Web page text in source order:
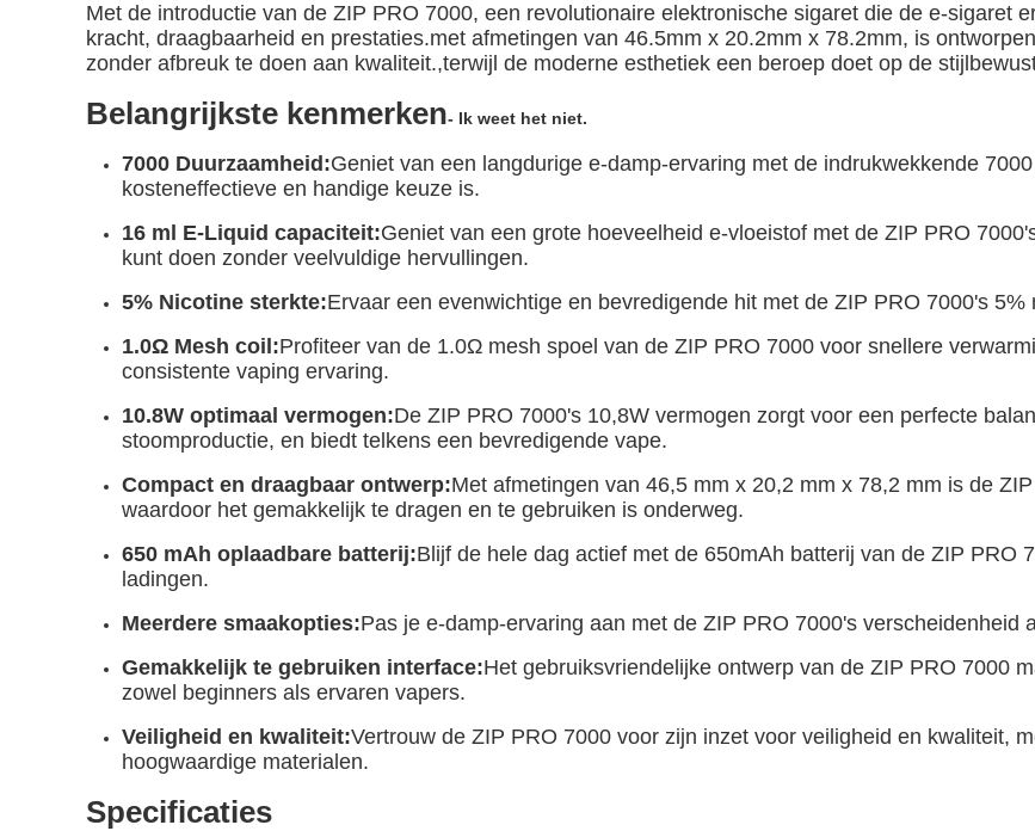
Met de introductie van de ZIP PRO 7000, een revolutionaire elektronische sigaret die de e-sigaret
kracht, draagbaarheid en prestaties.met afmetingen van 46.5mm x 20.2mm x 78.2mm, is
zonder afbreuk te doen aan kwaliteit.,terwijl de moderne esthetiek een beroep doet op de
Belangrijkste kenmerken- Ik weet het niet.
7000 Duurzaamheid:Geniet van een langdurige e-damp-ervaring met de indrukwekkende
kosteneffectieve en handige keuze is.
16 ml E-Liquid capaciteit:Geniet van een grote hoeveelheid e-vloeistof met de ZIP PRO
kunt doen zonder veelvuldige hervullingen.
5% Nicotine sterkte:Ervaar een evenwichtige en bevredigende hit met de ZIP PRO 7000's
1.0Ω Mesh coil:Profiteer van de 1.0Ω mesh spoel van de ZIP PRO 7000 voor snellere
consistente vaping ervaring.
10.8W optimaal vermogen:De ZIP PRO 7000's 10,8W vermogen zorgt voor een perfecte
stoomproductie, en biedt telkens een bevredigende vape.
Compact en draagbaar ontwerp:Met afmetingen van 46,5 mm x 20,2 mm x 78,2 mm is de
waardoor het gemakkelijk te dragen en te gebruiken is onderweg.
650 mAh oplaadbare batterij:Blijf de hele dag actief met de 650mAh batterij van de ZIP PRO
ladingen.
Meerdere smaakopties:Pas je e-damp-ervaring aan met de ZIP PRO 7000's
Gemakkelijk te gebruiken interface:Het gebruiksvriendelijke ontwerp van de ZIP PRO 7000
zowel beginners als ervaren vapers.
Veiligheid en kwaliteit:Vertrouw de ZIP PRO 7000 voor zijn inzet voor veiligheid en kwaliteit,
hoogwaardige materialen.
Specificaties